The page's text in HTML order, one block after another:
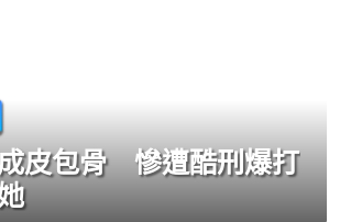
皮包骨 慘遭酷刑爆打